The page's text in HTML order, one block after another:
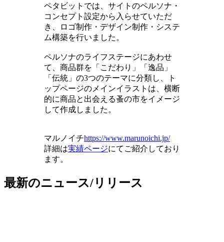
ペタビットでは、サイトのペルソナ・
コンセプト設定から入らせていただ
き、ロゴ制作・デザイン制作・システ
ム構築を行いました。
ペルソナのライフステージにあわせ
て、商品群を「こだわり」「逸品」
「伝統」の3つのテーマに分類し、ト
ップページのメインイラストは、横断
的に商品と出会える蚤の市をイメージ
して作成しました。
マルノイチhttps://www.marunoichi.jp/
詳細は実績ページにてご紹介しており
ます。
最新のニュース/リリース